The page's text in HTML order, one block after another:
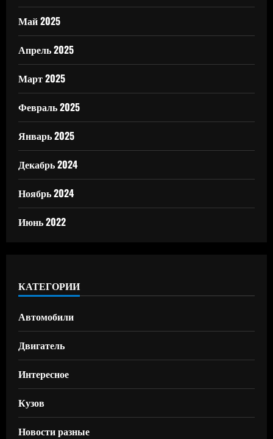
Май 2025
Апрель 2025
Март 2025
Февраль 2025
Январь 2025
Декабрь 2024
Ноябрь 2024
Июнь 2022
КАТЕГОРИИ
Автомобили
Двигатель
Интересное
Кузов
Новости разные